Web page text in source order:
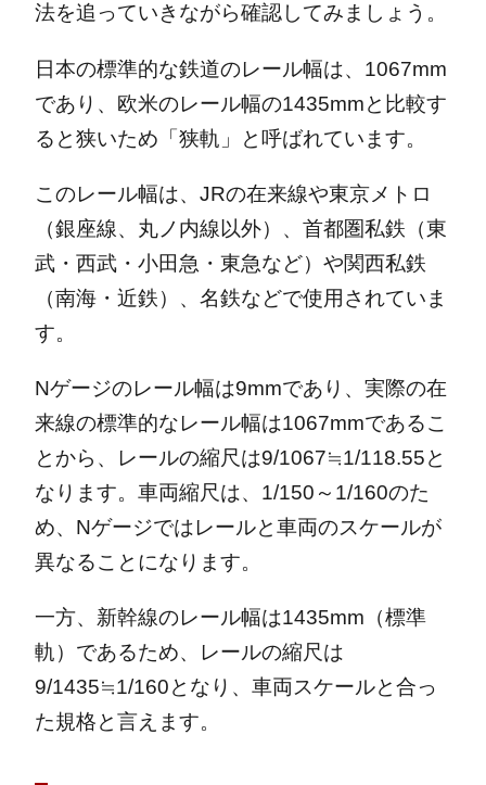
法を追っていきながら確認してみましょう。
日本の標準的な鉄道のレール幅は、1067mm
であり、欧米のレール幅の1435mmと比較す
ると狭いため「狭軌」と呼ばれています。
このレール幅は、JRの在来線や東京メトロ
（銀座線、丸ノ内線以外）、首都圏私鉄（東
武・西武・小田急・東急など）や関西私鉄
（南海・近鉄）、名鉄などで使用されていま
す。
Nゲージのレール幅は9mmであり、実際の在
来線の標準的なレール幅は1067mmであるこ
とから、レールの縮尺は9/1067≒1/118.55と
なります。車両縮尺は、1/150～1/160のた
め、Nゲージではレールと車両のスケールが
異なることになります。
一方、新幹線のレール幅は1435mm（標準
軌）であるため、レールの縮尺は
9/1435≒1/160となり、車両スケールと合っ
た規格と言えます。